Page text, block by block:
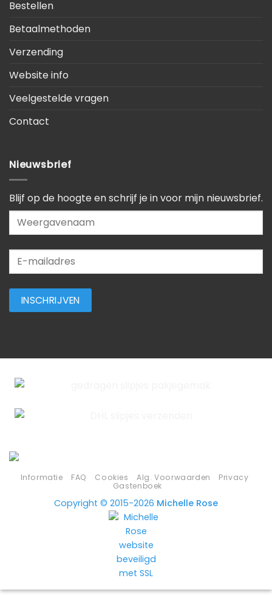
Bestellen
Betaalmethoden
Verzending
Website info
Veelgestelde vragen
Contact
Nieuwsbrief
Blijf op de hoogte en schrijf je in voor mijn nieuwsbrief.
Informatie FAQ Cookies Alg. Voorwaarden
Privacy
Gastenboek
Copyright © 2015-2026 Michelle Rose